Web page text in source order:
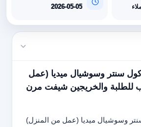
2026-05-05
سنتر وسوشيال ميديا (عمل
للطلبة والخريجين شيفت مرن
وسوشيال ميديا (عمل من المنزل)